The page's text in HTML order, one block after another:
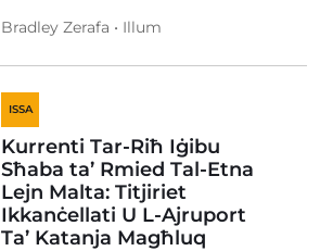
Bradley Zerafa • Illum
ISSA
Kurrenti Tar-Riħ Iġibu
Sħaba ta’ Rmied Tal-Etna
Lejn Malta: Titjiriet
Ikkanċellati U L-Ajruport
Ta’ Katanja Magħluq